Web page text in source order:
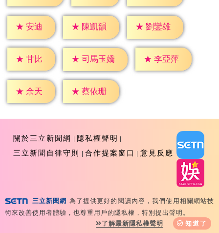
★ 安迪 ★ 陳凱韻 ★ 劉鑾雄
★ 甘比 ★ 司馬玉嬌 ★ 李亞萍
★ 余天 ★ 蔡依珊
關於三立新聞網
隱私權聲明
三立新聞自律守則
合作提案窗口 意見反應
Copyright ©2026 Sanlih E-Television All Rights
Reserved 版權所有 盜用必究 台北市內湖區舊宗路一段159
號 02-8792-8888
三立新聞網 為了提供更好的閱讀內容，我們使用相關網站技
術來改善使用者體驗，也尊重用戶的隱私權，特別提出聲明。
了解最新隱私權聲明
知道了